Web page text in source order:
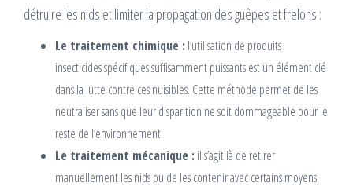
détruire les nids et limiter la propagation des guêpes et frelons :
Le traitement chimique : l’utilisation de produits
insecticides spécifiques suffisamment puissants est un élément clé
dans la lutte contre ces nuisibles. Cette méthode permet de les
neutraliser sans que leur disparition ne soit dommageable pour le
reste de l’environnement.
Le traitement mécanique : il s’agit là de retirer
manuellement les nids ou de les contenir avec certains moyens